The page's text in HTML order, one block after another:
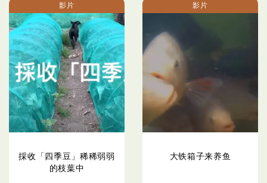
影片
採收「四季豆」稀稀弱弱
的枝葉中
影片
大铁箱子来养鱼